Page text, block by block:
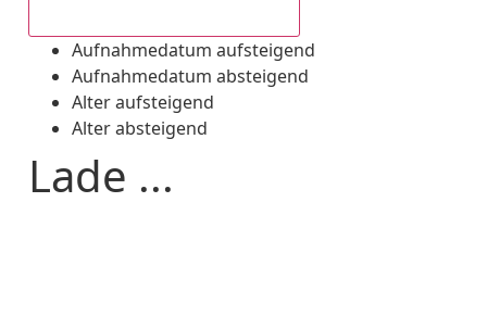
Aufnahmedatum aufsteigend
Aufnahmedatum absteigend
Alter aufsteigend
Alter absteigend
Lade ...